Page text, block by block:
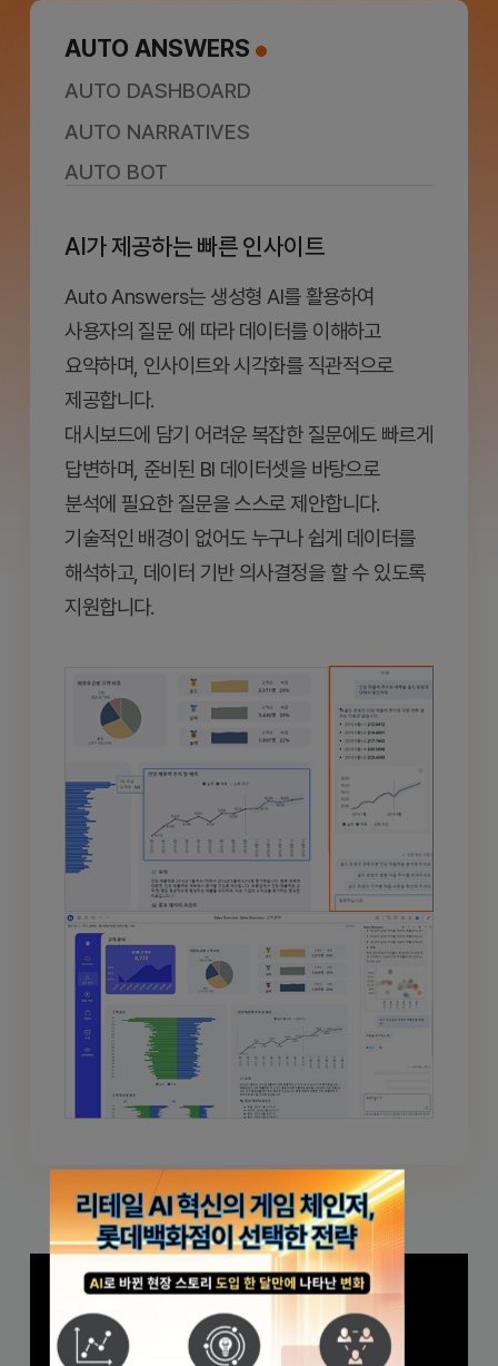
AUTOANSWERS
AUTO DASHBOARD
AUTO NARRATIVES
AUTO BOT
AI가 제공하는 빠른 인사이트
Auto Answers는 생성형 AI를 활용하여
사용자의 질문 에 따라 데이터를 이해하고
요약하며, 인사이트와 시각화를 직관적으로
제공합니다.
대시보드에 담기 어려운 복잡한 질문에도 빠르게
답변하며, 준비된 BI 데이터셋을 바탕으로
분석에 필요한 질문을 스스로 제안합니다.
기술적인 배경이 없어도 누구나 쉽게 데이터를
해석하고, 데이터 기반 의사결정을 할 수 있도록
지원합니다.